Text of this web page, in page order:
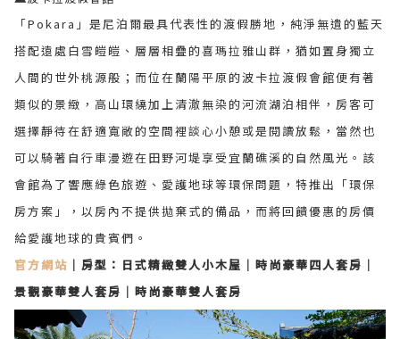
「Pokara」是尼泊爾最具代表性的渡假勝地，純淨無遺的藍天
搭配遠處白雪皚皚、層層相疊的喜瑪拉雅山群，猶如置身獨立
人間的世外桃源般；而位在蘭陽平原的波卡拉渡假會館便有著
類似的景緻，高山環繞加上清澈無染的河流湖泊相伴，房客可
選擇靜待在舒適寬敞的空間裡談心小憩或是閱讀放鬆，當然也
可以騎著自行車漫遊在田野河堤享受宜蘭礁溪的自然風光。該
會館為了響應綠色旅遊、愛護地球等環保問題，特推出「環保
房方案」，以房內不提供拋棄式的備品，而將回饋優惠的房價
給愛護地球的貴賓們。
官方網站 ｜房型：日式精緻雙人小木屋｜時尚豪華四人套房｜
景觀豪華雙人套房｜時尚豪華雙人套房